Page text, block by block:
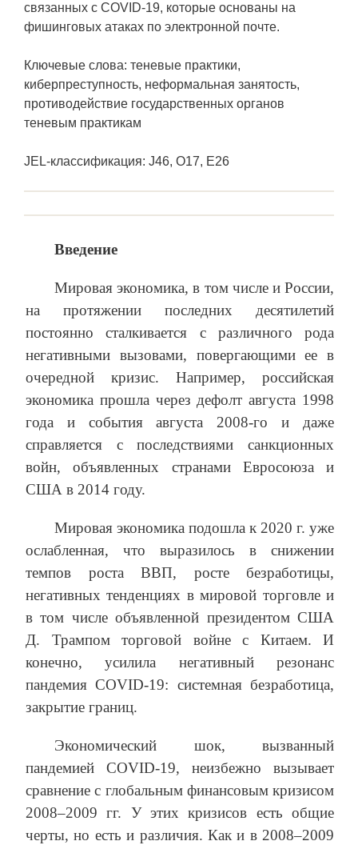
связанных с COVID-19, которые основаны на
фишинговых атаках по электронной почте.
Ключевые слова: теневые практики,
киберпреступность, неформальная занятость,
противодействие государственных органов
теневым практикам
JEL-классификация: J46, O17, E26
Введение
Мировая экономика, в том числе и России,
на протяжении последних десятилетий
постоянно сталкивается с различного рода
негативными вызовами, повергающими ее в
очередной кризис. Например, российская
экономика прошла через дефолт августа 1998
года и события августа 2008-го и даже
справляется с последствиями санкционных
войн, объявленных странами Евросоюза и
США в 2014 году.
Мировая экономика подошла к 2020 г. уже
ослабленная, что выразилось в снижении
темпов роста ВВП, росте безработицы,
негативных тенденциях в мировой торговле и
в том числе объявленной президентом США
Д. Трампом торговой войне с Китаем. И
конечно, усилила негативный резонанс
пандемия COVID-19: системная безработица,
закрытие границ.
Экономический шок, вызванный
пандемией COVID-19, неизбежно вызывает
сравнение с глобальным финансовым кризисом
2008–2009 гг. У этих кризисов есть общие
черты, но есть и различия. Как и в 2008–2009